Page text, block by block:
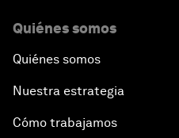
Quiénes somos
Quiénes somos
Nuestra estrategia
Cómo trabajamos